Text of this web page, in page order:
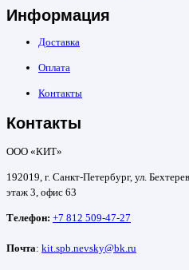
Информация
Доставка
Оплата
Контакты
Контакты
ООО «КИТ»
192019, г. Санкт-Петербург, ул.
этаж 3, офис 63
Телефон: +7 812 509-47-27
Почта: kit.spb.nevsky@bk.ru